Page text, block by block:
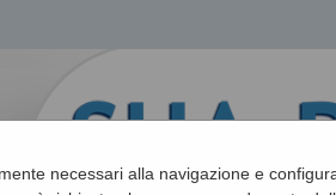
necessari alla navigazione e